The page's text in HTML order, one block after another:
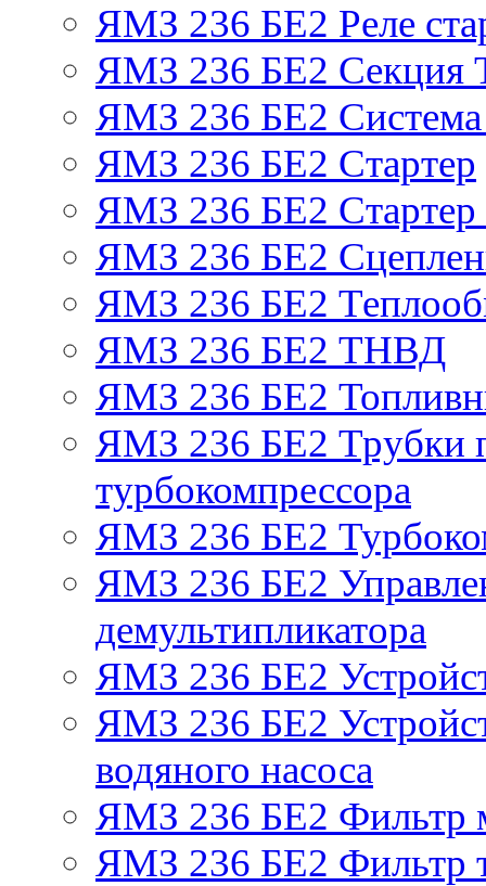
ЯМЗ 236 БЕ2 Реле
ЯМЗ 236 БЕ2
ЯМЗ 236 БЕ2
ЯМЗ 236 БЕ2 Стартер
ЯМЗ 236 БЕ2 Стартер
ЯМЗ 236 БЕ2
ЯМЗ 236 БЕ2
ЯМЗ 236 БЕ2 ТНВД
ЯМЗ 236 БЕ2
ЯМЗ 236 БЕ2 Трубки
турбокомпрессора
ЯМЗ 236 БЕ2
ЯМЗ 236 БЕ2
демультипликатора
ЯМЗ 236 БЕ2
ЯМЗ 236 БЕ2
водяного насоса
ЯМЗ 236 БЕ2 Фильтр
ЯМЗ 236 БЕ2 Фильтр